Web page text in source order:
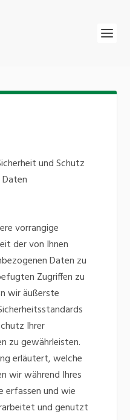
und Schutz
vorrangige
der von Ihnen
Daten zu
Zugriffen zu
wir äußerste
Ihrer
zu gewährleisten.
erläutert, welche
wir während Ihres
erfassen und wie
und genutzt